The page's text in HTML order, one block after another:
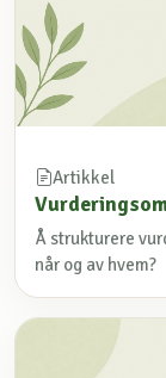
Artikkel
Å strukturere
når og av hvem?